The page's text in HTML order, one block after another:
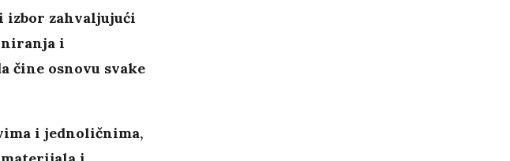
izbor zahvaljujući
i
čine osnovu svake
i jednoličnima,